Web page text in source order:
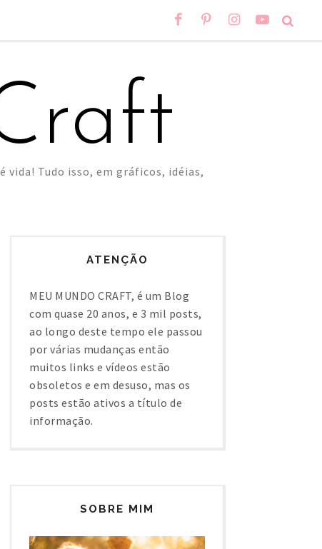
vida! Tudo isso, em gráficos, idéias,
ATENÇÃO
MEU MUNDO CRAFT, é um Blog
com quase 20 anos, e 3 mil posts,
ao longo deste tempo ele passou
por várias mudanças então
muitos links e vídeos estão
obsoletos e em desuso, mas os
posts estão ativos a título de
informação.
SOBRE MIM